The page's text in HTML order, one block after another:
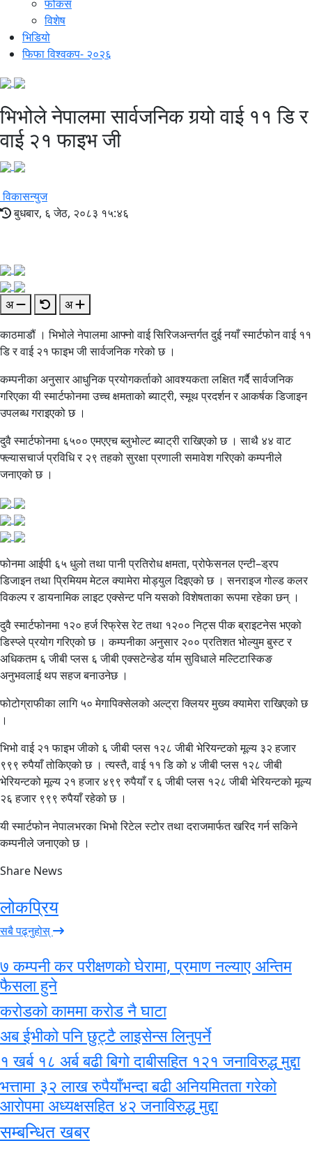
फोकस
विशेष
भिडियो
फिफा विश्वकप- २०२६
भिभोले नेपालमा सार्वजनिक गर्‍यो वाई ११ डि र
वाई २१ फाइभ जी
विकासन्युज
बुधबार, ६ जेठ, २०८३ १५:४६
अ
अ
काठमाडौं । भिभोले नेपालमा आफ्नो वाई सिरिजअन्तर्गत दुई नयाँ स्मार्टफोन वाई ११
डि र वाई २१ फाइभ जी सार्वजनिक गरेको छ ।
कम्पनीका अनुसार आधुनिक प्रयोगकर्ताको आवश्यकता लक्षित गर्दै सार्वजनिक
गरिएका यी स्मार्टफोनमा उच्च क्षमताको ब्याट्री, स्मूथ प्रदर्शन र आकर्षक डिजाइन
उपलब्ध गराइएको छ ।
दुवै स्मार्टफोनमा ६५०० एमएएच ब्लुभोल्ट ब्याट्री राखिएको छ । साथै ४४ वाट
फ्ल्यासचार्ज प्रविधि र २९ तहको सुरक्षा प्रणाली समावेश गरिएको कम्पनीले
जनाएको छ ।
फोनमा आईपी ६५ धुलो तथा पानी प्रतिरोध क्षमता, प्रोफेसनल एन्टी–ड्रप
डिजाइन तथा प्रिमियम मेटल क्यामेरा मोड्युल दिइएको छ । सनराइज गोल्ड कलर
विकल्प र डायनामिक लाइट एक्सेन्ट पनि यसको विशेषताका रूपमा रहेका छन् ।
दुवै स्मार्टफोनमा १२० हर्ज रिफ्रेस रेट तथा १२०० निट्स पीक ब्राइटनेस भएको
डिस्प्ले प्रयोग गरिएको छ । कम्पनीका अनुसार २०० प्रतिशत भोल्युम बुस्ट र
अधिकतम ६ जीबी प्लस ६ जीबी एक्सटेन्डेड र्याम सुविधाले मल्टिटास्किङ
अनुभवलाई थप सहज बनाउनेछ ।
फोटोग्राफीका लागि ५० मेगापिक्सेलको अल्ट्रा क्लियर मुख्य क्यामेरा राखिएको छ
।
भिभो वाई २१ फाइभ जीको ६ जीबी प्लस १२८ जीबी भेरियन्टको मूल्य ३२ हजार
९९९ रुपैयाँ तोकिएको छ । त्यस्तै, वाई ११ डि को ४ जीबी प्लस १२८ जीबी
भेरियन्टको मूल्य २१ हजार ४९९ रुपैयाँ र ६ जीबी प्लस १२८ जीबी भेरियन्टको मूल्य
२६ हजार ९९९ रुपैयाँ रहेको छ ।
यी स्मार्टफोन नेपालभरका भिभो रिटेल स्टोर तथा दराजमार्फत खरिद गर्न सकिने
कम्पनीले जनाएको छ ।
Share News
लोकप्रिय
सबै पढ्नुहोस्
७ कम्पनी कर परीक्षणको घेरामा, प्रमाण नल्याए अन्तिम
फैसला हुने
करोडको काममा करोड नै घाटा
अब ईभीको पनि छुट्टै लाइसेन्स लिनुपर्ने
१ खर्ब १८ अर्ब बढी बिगो दाबीसहित १२१ जनाविरुद्ध मुद्दा
भत्तामा ३२ लाख रुपैयाँभन्दा बढी अनियमितता गरेको
आरोपमा अध्यक्षसहित ४२ जनाविरुद्ध मुद्दा
सम्बन्धित खबर